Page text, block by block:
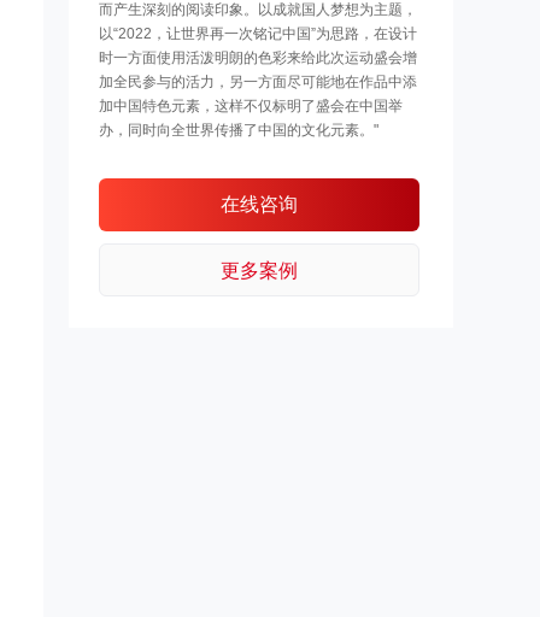
而产生深刻的阅读印象。以成就国人梦想为主题，
以“2022，让世界再一次铭记中国”为思路，在设计
时一方面使用活泼明朗的色彩来给此次运动盛会增
加全民参与的活力，另一方面尽可能地在作品中添
加中国特色元素，这样不仅标明了盛会在中国举
办，同时向全世界传播了中国的文化元素。"
在线咨询
更多案例